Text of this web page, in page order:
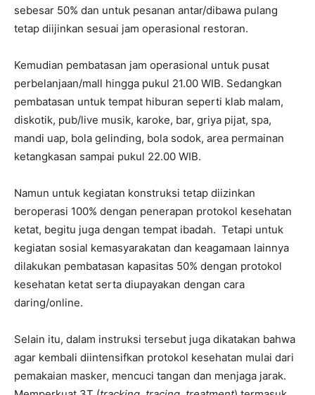
sebesar 50% dan untuk pesanan antar/dibawa pulang
tetap diijinkan sesuai jam operasional restoran.
Kemudian pembatasan jam operasional untuk pusat
perbelanjaan/mall hingga pukul 21.00 WIB. Sedangkan
pembatasan untuk tempat hiburan seperti klab malam,
diskotik, pub/live musik, karoke, bar, griya pijat, spa,
mandi uap, bola gelinding, bola sodok, area permainan
ketangkasan sampai pukul 22.00 WIB.
Namun untuk kegiatan konstruksi tetap diizinkan
beroperasi 100% dengan penerapan protokol kesehatan
ketat, begitu juga dengan tempat ibadah. Tetapi untuk
kegiatan sosial kemasyarakatan dan keagamaan lainnya
dilakukan pembatasan kapasitas 50% dengan protokol
kesehatan ketat serta diupayakan dengan cara
daring/online.
Selain itu, dalam instruksi tersebut juga dikatakan bahwa
agar kembali diintensifkan protokol kesehatan mulai dari
pemakaian masker, mencuci tangan dan menjaga jarak.